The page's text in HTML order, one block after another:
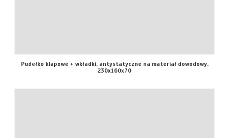
Pudełko klapowe + wkładki, antystatyczne na materiał dowodowy,
230x160x70